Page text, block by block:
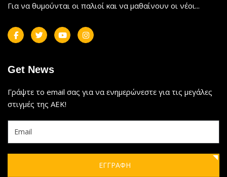
Για να θυμούνται οι παλιοί και να μαθαίνουν οι νέοι...
Get News
Γράψτε το email σας για να ενημερώνεστε για τις μεγάλες
στιγμές της ΑΕΚ!
ΕΓΓΡΑΦΗ